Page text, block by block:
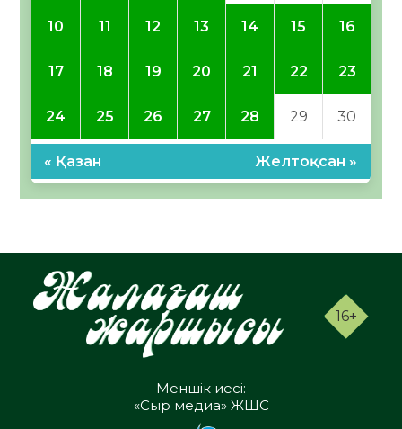
10 11 12 13 14 15 16
17 18 19 20 21 22 23
24 25 26 27 28 29 30
« Қазан Желтоқсан »
16+
Меншік иесі:
«Сыр медиа» ЖШС